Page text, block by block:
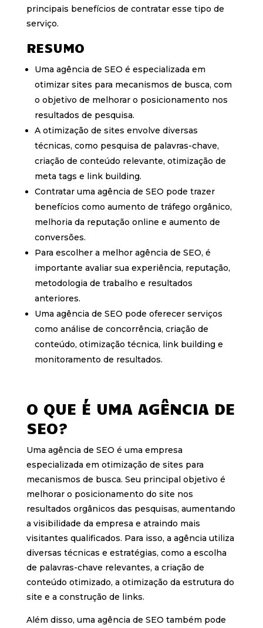
principais benefícios de contratar esse tipo de
serviço.
RESUMO
Uma agência de SEO é especializada em
otimizar sites para mecanismos de busca, com
o objetivo de melhorar o posicionamento nos
resultados de pesquisa.
A otimização de sites envolve diversas
técnicas, como pesquisa de palavras-chave,
criação de conteúdo relevante, otimização de
meta tags e link building.
Contratar uma agência de SEO pode trazer
benefícios como aumento de tráfego orgânico,
melhoria da reputação online e aumento de
conversões.
Para escolher a melhor agência de SEO, é
importante avaliar sua experiência, reputação,
metodologia de trabalho e resultados
anteriores.
Uma agência de SEO pode oferecer serviços
como análise de concorrência, criação de
conteúdo, otimização técnica, link building e
monitoramento de resultados.
O QUE É UMA AGÊNCIA DE
SEO?
Uma agência de SEO é uma empresa
especializada em otimização de sites para
mecanismos de busca. Seu principal objetivo é
melhorar o posicionamento do site nos
resultados orgânicos das pesquisas, aumentando
a visibilidade da empresa e atraindo mais
visitantes qualificados. Para isso, a agência utiliza
diversas técnicas e estratégias, como a escolha
de palavras-chave relevantes, a criação de
conteúdo otimizado, a otimização da estrutura do
site e a construção de links.
Além disso, uma agência de SEO também pode